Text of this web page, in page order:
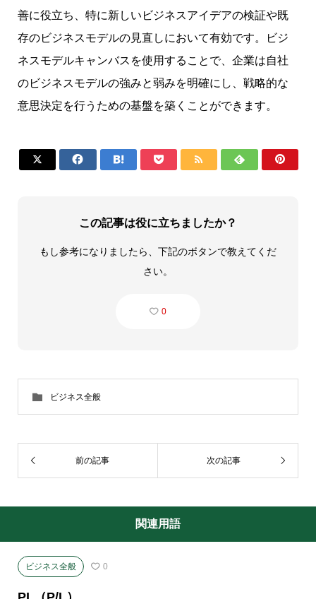
善に役立ち、特に新しいビジネスアイデアの検証や既
存のビジネスモデルの見直しにおいて有効です。ビジ
ネスモデルキャンバスを使用することで、企業は自社
のビジネスモデルの強みと弱みを明確にし、戦略的な
意思決定を行うための基盤を築くことができます。
      
この記事は役に立ちましたか？
もし参考になりましたら、下記のボタンで教えてくだ
さい。
0
ビジネス全般
前の記事 次の記事
関連用語
ビジネス全般 0